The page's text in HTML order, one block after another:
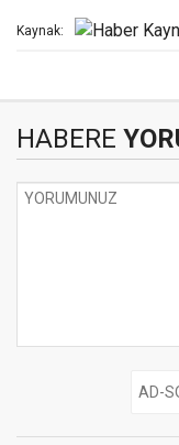
Kaynak:
HABERE